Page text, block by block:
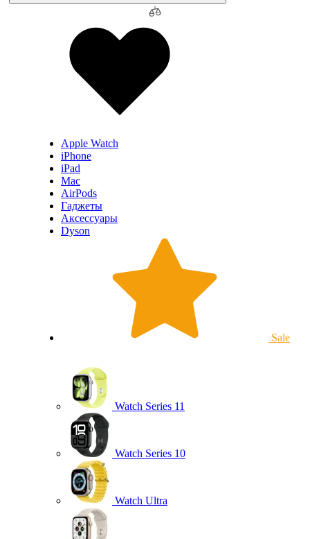
Apple Watch
iPhone
iPad
Mac
AirPods
Гаджеты
Аксессуары
Dyson
Sale
Watch Series 11
Watch Series 10
Watch Ultra